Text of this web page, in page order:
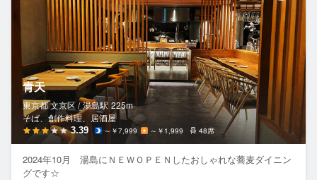
青天
東京都 文京区 / 湯島駅 225m
そば、創作料理、居酒屋
3.39 ～￥7,999 ～￥1,999 48席
2024年10月 湯島にＮＥＷＯＰＥＮしたおしゃれな蕎麦ダイニン
グです☆